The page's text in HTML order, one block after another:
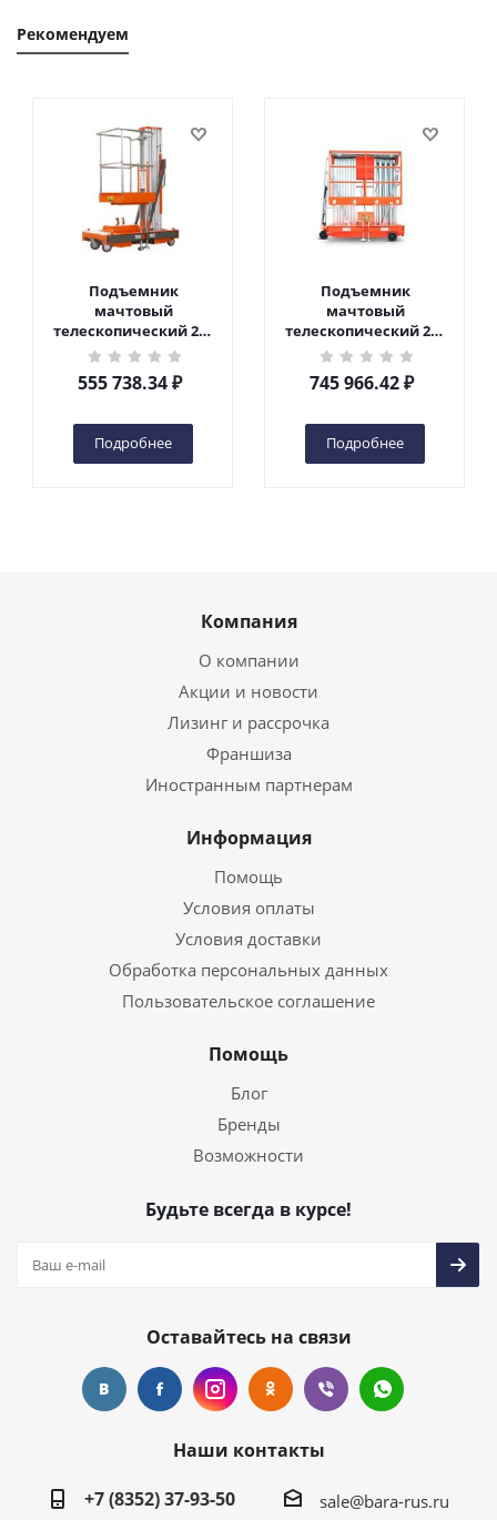
Рекомендуем
Подъемник
мачтовый
телескопический 200
кг 6 м TOR GTWY6-200S
DC 2-мачтовый
(автономный) (G) в
555 738.34₽
Подробнее
Подъемник
мачтовый
телескопический 200
кг 10 м TOR GTWY10-
200S DC 2-мачтовый
(автономный) (N) в
745 966.42₽
Подробнее
Компания
О компании
Акции и новости
Лизинг и рассрочка
Франшиза
Иностранным партнерам
Информация
Помощь
Условия оплаты
Условия доставки
Обработка персональных данных
Пользовательское соглашение
Помощь
Блог
Бренды
Возможности
Будьте всегда в курсе!
Оставайтесь на связи
Наши контакты
+7 (8352) 37-93-50
sale@bara-rus.ru